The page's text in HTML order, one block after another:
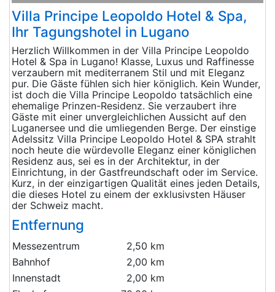
Villa Principe Leopoldo Hotel & Spa,
Ihr Tagungshotel in Lugano
Herzlich Willkommen in der Villa Principe Leopoldo
Hotel & Spa in Lugano! Klasse, Luxus und Raffinesse
verzaubern mit mediterranem Stil und mit Eleganz
pur. Die Gäste fühlen sich hier königlich. Kein Wunder,
ist doch die Villa Principe Leopoldo tatsächlich eine
ehemalige Prinzen-Residenz. Sie verzaubert ihre
Gäste mit einer unvergleichlichen Aussicht auf den
Luganersee und die umliegenden Berge. Der einstige
Adelssitz Villa Principe Leopoldo Hotel & SPA strahlt
noch heute die würdevolle Eleganz einer königlichen
Residenz aus, sei es in der Architektur, in der
Einrichtung, in der Gastfreundschaft oder im Service.
Kurz, in der einzigartigen Qualität eines jeden Details,
die dieses Hotel zu einem der exklusivsten Häuser
der Schweiz macht.
Entfernung
Messezentrum
2,50 km
Bahnhof
2,00 km
Innenstadt
2,00 km